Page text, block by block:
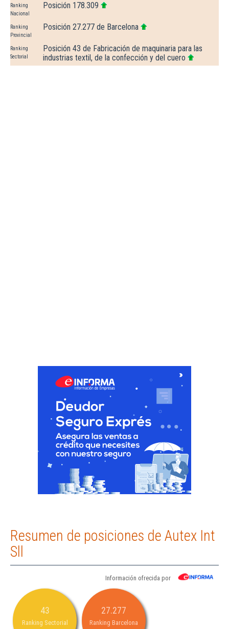
Ranking
Nacional
Posición 178.309
Ranking
Provincial
Posición 27.277 de Barcelona
Ranking
Sectorial
Posición 43 de Fabricación de maquinaria para las
industrias textil, de la confección y del cuero
Resumen de posiciones de Autex Int
Sll
Información ofrecida por
43
Ranking Sectorial
27.277
Ranking Barcelona